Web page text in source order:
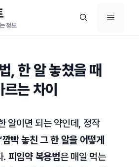
정보
메
, 한 알 놓쳤을 때
는 차이
알이면 되는 약인데, 정작
깜빡 놓친 그 한 알을 어떻게
. 피임약 복용법은 매일 먹는